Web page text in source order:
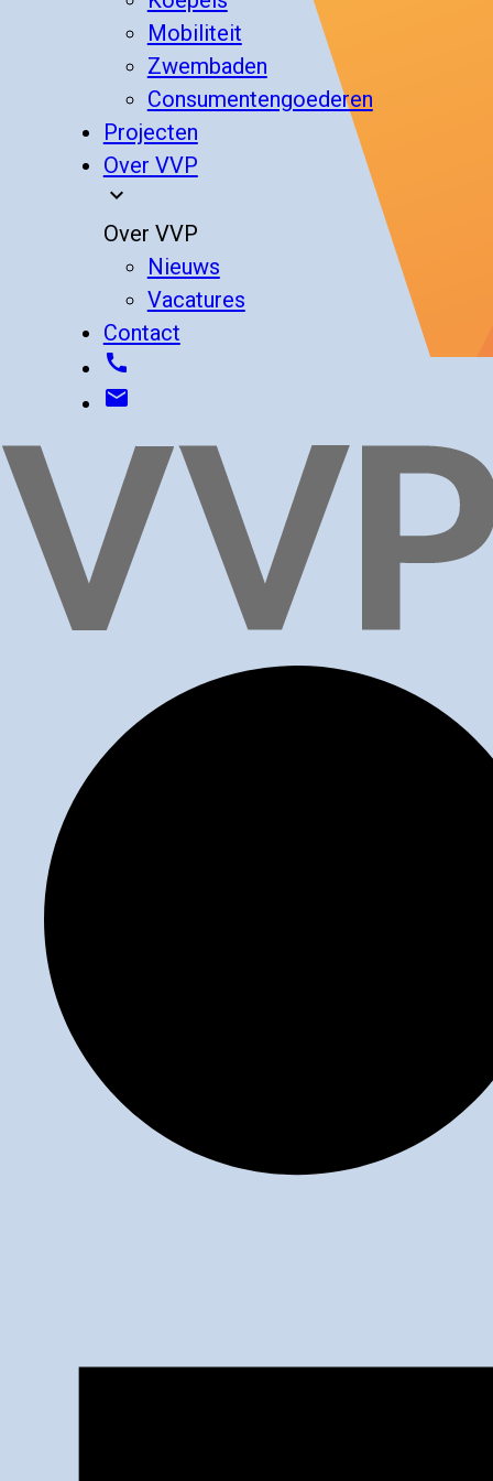
Mobiliteit
Zwembaden
Consumentengoederen
Projecten
Over VVP
expand_more
Over VVP
Nieuws
Vacatures
Contact
call
email